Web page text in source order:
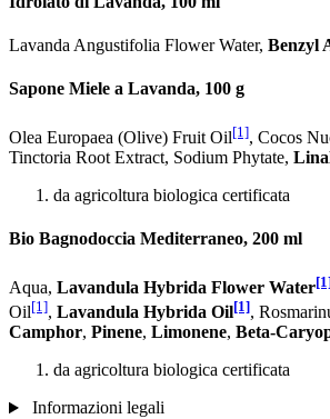
Lavanda Angustifolia Flower Water, Benzyl
Sapone Miele a Lavanda, 100 g
Olea Europaea (Olive) Fruit Oil[1], Cocos
Tinctoria Root Extract, Sodium Phytate,
da agricoltura biologica certificata
Bio Bagnodoccia Mediterraneo, 200 ml
Aqua, Lavandula Hybrida Flower Water
Oil[1], Lavandula Hybrida Oil[1],
Camphor, Pinene, Limonene, Beta-
da agricoltura biologica certificata
Informazioni legali